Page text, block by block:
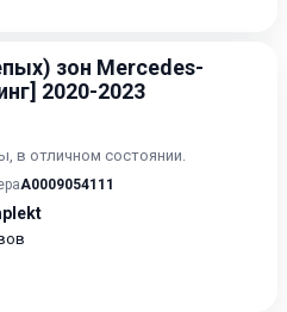
зон Mercedes-
2020-2023
в отличном состоянии.
A0009054111